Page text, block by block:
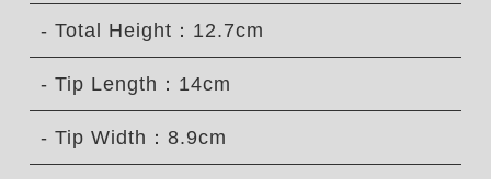
- Total Height：12.7cm
- Tip Length：14cm
- Tip Width：8.9cm